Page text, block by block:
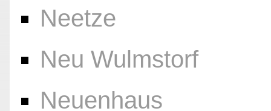
Neetze
Neu Wulmstorf
Neuenhaus